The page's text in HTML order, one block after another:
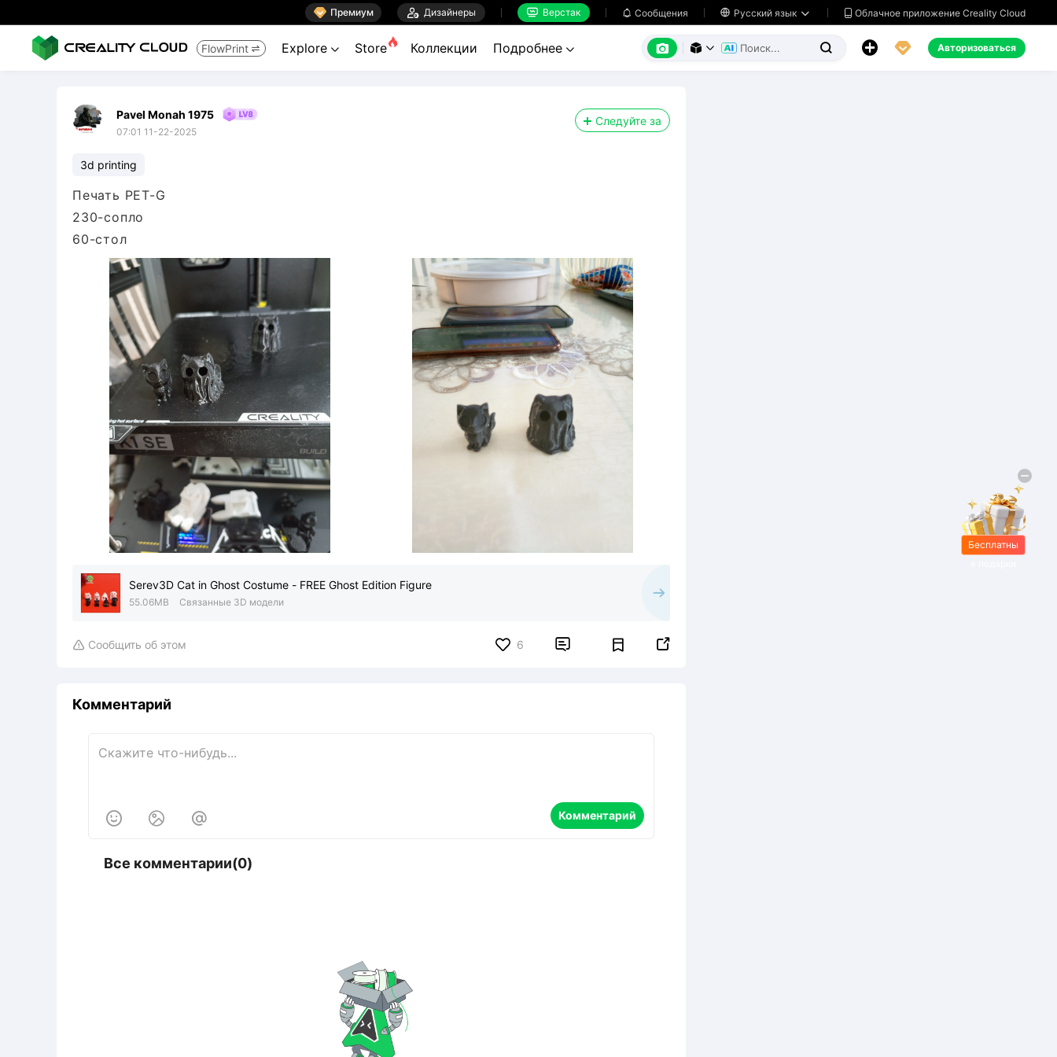
 Премиум  Дизайнеры  Верстак  Сообщения  Русский язык   Облачное приложение Creality Cloud
FlowPrint  Explore  Store Коллекции Подробнее        Авторизоваться
Pavel Monah 1975
07:01 11-22-2025
Следуйте за
3d printing
Печать PET-G
230-сопло
60-стол
Serev3D Cat in Ghost Costume - FREE Ghost Edition Figure
55.06MB Связанные 3D модели
 Сообщить об этом 6  
Комментарий
   Комментарий
Все комментарии(0)
Бесплатны